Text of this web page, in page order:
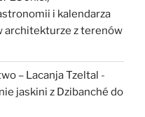
i kalendarza
architekturze z terenów
– Lacanja Tzeltal -
jaskini z Dzibanché do